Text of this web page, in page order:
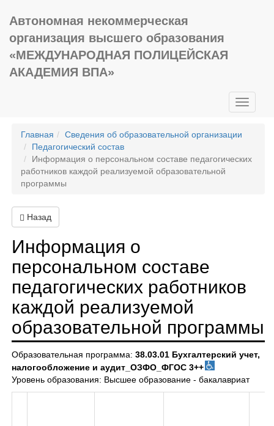
Автономная некоммерческая
организация высшего образования
«МЕЖДУНАРОДНАЯ ПОЛИЦЕЙСКАЯ
АКАДЕМИЯ ВПА»
Toggle
Главная
Сведения об образовательной организации
Педагогический состав
Информация о персональном составе педагогических
работников каждой реализуемой образовательной
программы
Назад
Информация о
персональном составе
педагогических работников
каждой реализуемой
образовательной программы
Образовательная программа: 38.03.01 Бухгалтерский учет,
налогообложение и аудит_ОЗФО_ФГОС 3++
Уровень образования: Высшее образование - бакалавриат